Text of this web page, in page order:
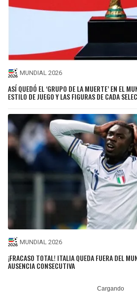
MUNDIAL 2026
ASÍ QUEDÓ EL ‘GRUPO DE LA MUERTE’ EN EL
ESTILO DE JUEGO Y LAS FIGURAS DE CADA
MUNDIAL 2026
¡FRACASO TOTAL! ITALIA QUEDA FUERA DEL
AUSENCIA CONSECUTIVA